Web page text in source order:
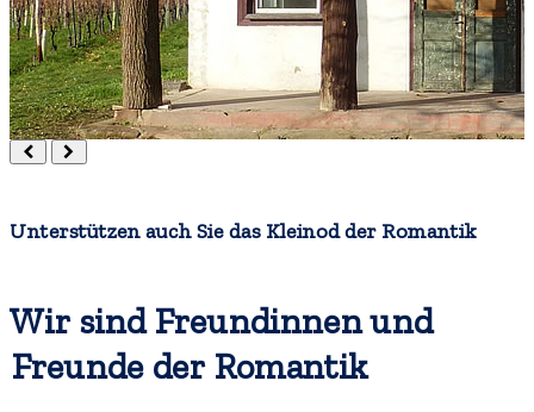
Unterstützen auch Sie das Kleinod der Romantik
Wir sind Freundinnen und
Freunde der Romantik